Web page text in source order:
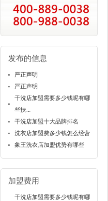
发布的信息
严正声明
严正声明
干洗店加盟需要多少钱呢有哪
些扶...
干洗店加盟十大品牌排名
洗衣店加盟费多少钱怎么经营
象王洗衣店加盟优势有哪些
加盟费用
干洗店加盟需要多少钱呢有哪